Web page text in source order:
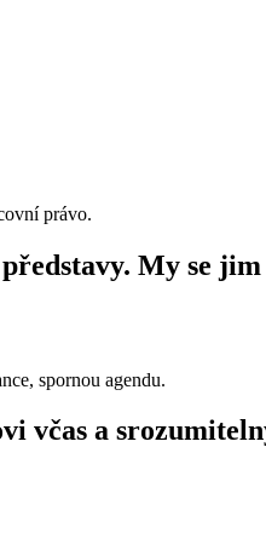
právo.
My se
spornou agendu.
včas a